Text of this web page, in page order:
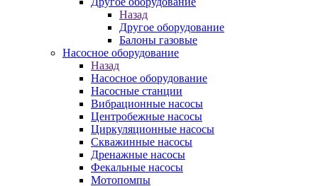
Назад
Другое оборудование
Балоны газовые
Насосное оборудование
Назад
Насосное оборудование
Насосные станции
Вибрационные насосы
Центробежные насосы
Циркуляционные насосы
Скважинные насосы
Дренажные насосы
Фекальные насосы
Мотопомпы